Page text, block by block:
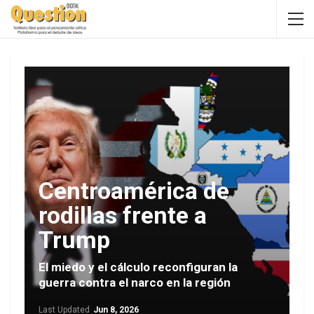
Centroamérica de
rodillas frente a
Trump
El miedo y el cálculo reconfiguran la
guerra contra el narco en la región
Last Updated Jun 8, 2026